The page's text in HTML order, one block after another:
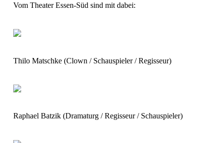
Vom Theater Essen-Süd sind mit dabei:
Thilo Matschke (Clown / Schauspieler / Regisseur)
Raphael Batzik (Dramaturg / Regisseur / Schauspieler)